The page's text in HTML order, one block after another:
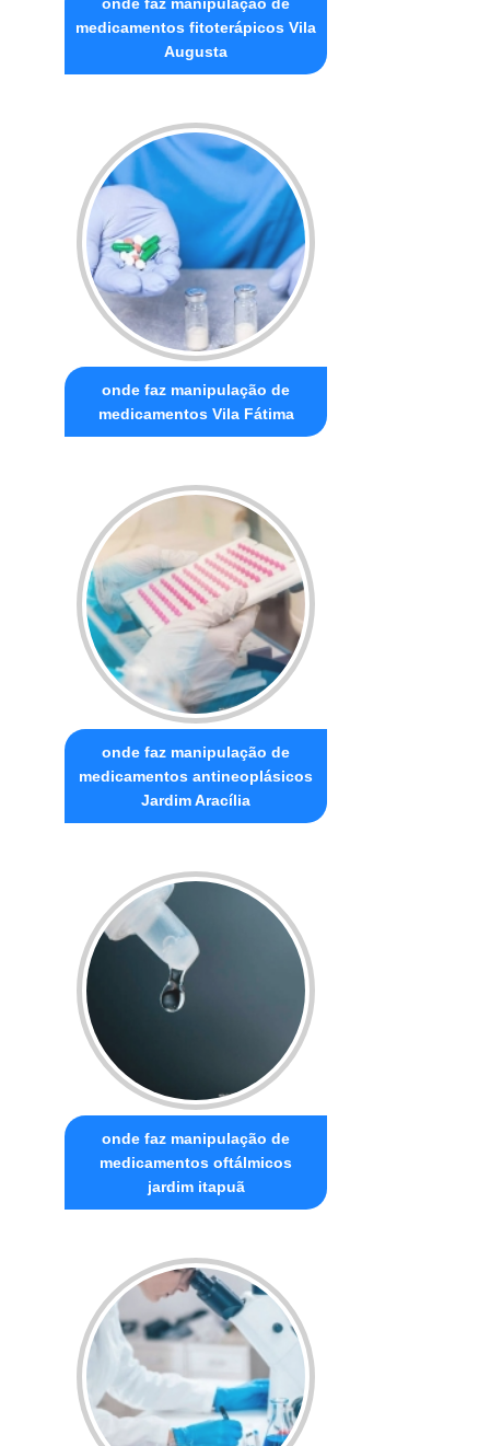
medicamentos fitoterápicos Vila
Augusta
onde faz manipulação de
medicamentos Vila Fátima
onde faz manipulação de
medicamentos antineoplásicos
Jardim Aracília
onde faz manipulação de
medicamentos oftálmicos
jardim itapuã